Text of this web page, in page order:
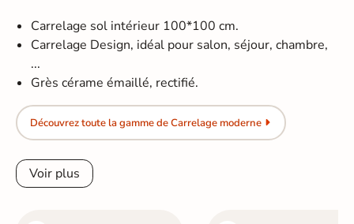
Carrelage sol intérieur 100*100 cm.
Carrelage Design, idéal pour salon, séjour, chambre,
...
Grès cérame émaillé, rectifié.
Découvrez toute la gamme de Carrelage moderne
Voir plus